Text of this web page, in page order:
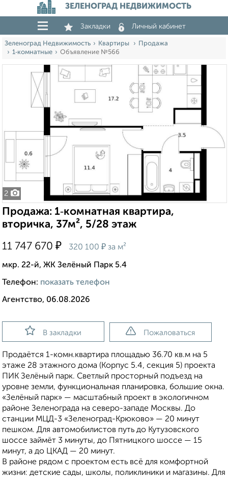
ЗЕЛЕНОГРАД НЕДВИЖИМОСТЬ
Закладки Личный кабинет
Зеленоград Недвижимость Квартиры
Продажа
1‑комнатные
Объявление №566
2
Продажа: 1‑комнатная квартира,
вторичка, 37м², 5/28 этаж
11 747 670 ₽ 320 100 ₽ за м²
мкр. 22-й, ЖК Зелёный Парк 5.4
Телефон: показать телефон
Агентство, 06.08.2026
В закладки Пожаловаться
Продаётся 1-комн.квартира площадью 36.70 кв.м на 5
этаже 28 этажного дома (Корпус 5.4, секция 5) проекта
ПИК Зелёный парк. Светлый просторный подъезд на
уровне земли, функциональная планировка, большие окна.
«Зелёный парк» — масштабный проект в экологичном
районе Зеленограда на северо-западе Москвы. До
станции МЦД-3 «Зеленоград-Крюково» — 20 минут
пешком. Для автомобилистов путь до Кутузовского
шоссе займёт 3 минуты, до Пятницкого шоссе — 15
минут, а до ЦКАД — 20 минут.
В районе рядом с проектом есть всё для комфортной
жизни: детские сады, школы, поликлиники и магазины. Для